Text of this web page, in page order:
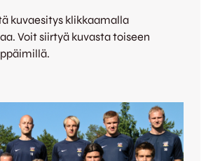
kuvaesitys klikkaamalla
Voit siirtyä kuvasta toiseen